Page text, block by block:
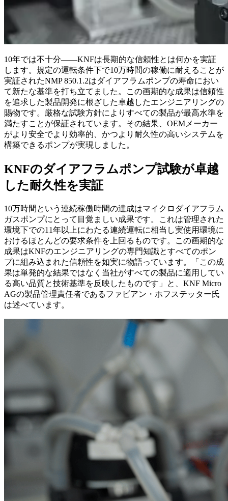
10年では不十分――KNFは長期的な信頼性とは何かを実証
します。規定の運転条件下で10万時間の稼働に耐えることが
実証されたNMP 850.1.2はダイアフラムポンプの寿命におい
て新たな基準を打ち立てました。この画期的な成果は信頼性
を追求した製品開発に根ざした卓越したエンジニアリングの
賜物です。厳格な試験方針によりすべての製品が最高水準を
満たすことが保証されています。その結果、OEMメーカー
がより安全でより効率的、かつより耐久性の高いシステムを
構築できるポンプが実現しました。
KNFのダイアフラムポンプ試験が卓越
した耐久性を実証
10万時間という連続稼働時間の達成はマイクロダイアフラム
ガスポンプにとって目覚ましい成果です。これは管理された
環境下での11年以上にわたる連続運転に相当し実使用環境に
おけるほとんどの要求条件を上回るものです。この画期的な
成果はKNFのエンジニアリングの専門知識とすべてのポン
プに組み込まれた信頼性を如実に物語っています。「この成
果は単発的な結果ではなく当社がすべての製品に適用してい
る高い品質と技術基準を反映したものです」と、KNF Micro
AGの製品管理責任者であるファビアン・ホフステッター氏
は述べています。